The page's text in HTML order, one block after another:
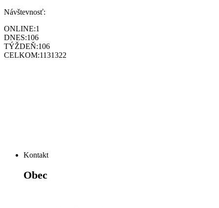
Návštevnosť:
ONLINE:1
DNES:106
TÝŽDEŇ:106
CELKOM:1131322
Kontakt
Obec